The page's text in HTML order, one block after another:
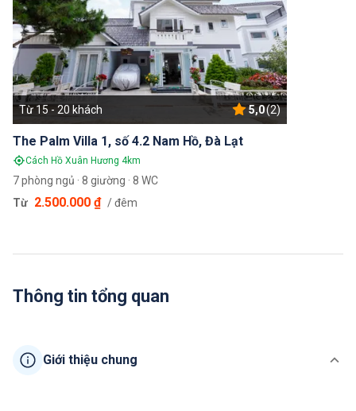
The Palm Villa 1, số 4.2 Nam Hồ, Đà Lạt
Cách Hồ Xuân Hương 4km
Từ 15 - 20 khách 5,0(2)
7 phòng ngủ · 8 giường · 8 WC
Từ 2.500.000 ₫ / đêm
Thông tin tổng quan
Giới thiệu chung